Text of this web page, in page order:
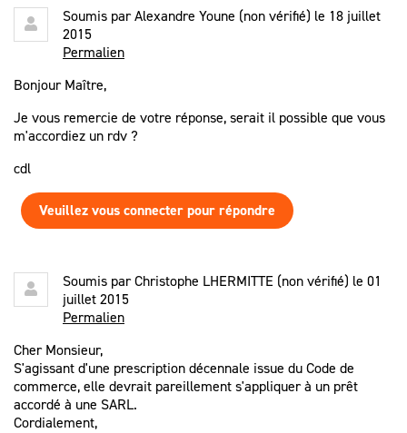
Soumis parAlexandre Youne (non vérifié) le 18 juillet
2015
Permalien
Bonjour Maître,
Je vous remercie de votre réponse, serait il possible que vous
m'accordiez un rdv ?
cdl
Veuillez vous connecter pour répondre
Soumis parChristophe LHERMITTE (non vérifié) le 01
juillet 2015
Permalien
Cher Monsieur,
S'agissant d'une prescription décennale issue du Code de
commerce, elle devrait pareillement s'appliquer à un prêt
accordé à une SARL.
Cordialement,